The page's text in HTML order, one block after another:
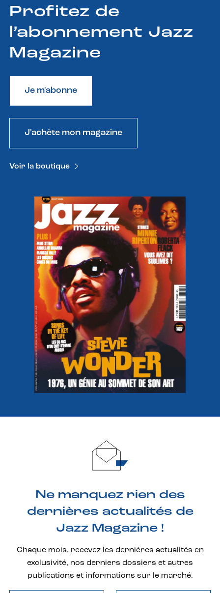
Profitez de
l’abonnement Jazz
Magazine
Je m'abonne
J'achète mon magazine
Voir la boutique
Ne manquez rien des
dernières actualités de
Jazz Magazine !
Chaque mois, recevez les dernières actualités en
exclusivité, nos derniers dossiers et autres
publications et informations sur le marché.